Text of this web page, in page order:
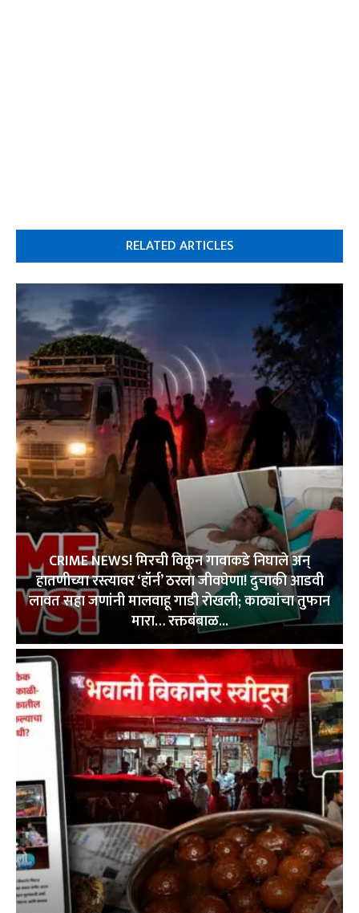
RELATED ARTICLES
CRIME NEWS! मिरची विकून गावाकडे निघाले अन्
हातणीच्या रस्त्यावर ‘हॉर्न’ ठरला जीवघेणा! दुचाकी आडवी
लावत सहा जणांनी मालवाहू गाडी रोखली; काठ्यांचा तुफान
मारा… रक्तबंबाळ...